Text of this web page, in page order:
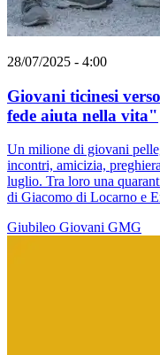
28/07/2025 - 4:00
Giovani ticinesi
fede aiuta nella vita"
Un milione di giovani
incontri, amicizia,
luglio. Tra loro una
di Giacomo di Locarno e
Giubileo Giovani GMG